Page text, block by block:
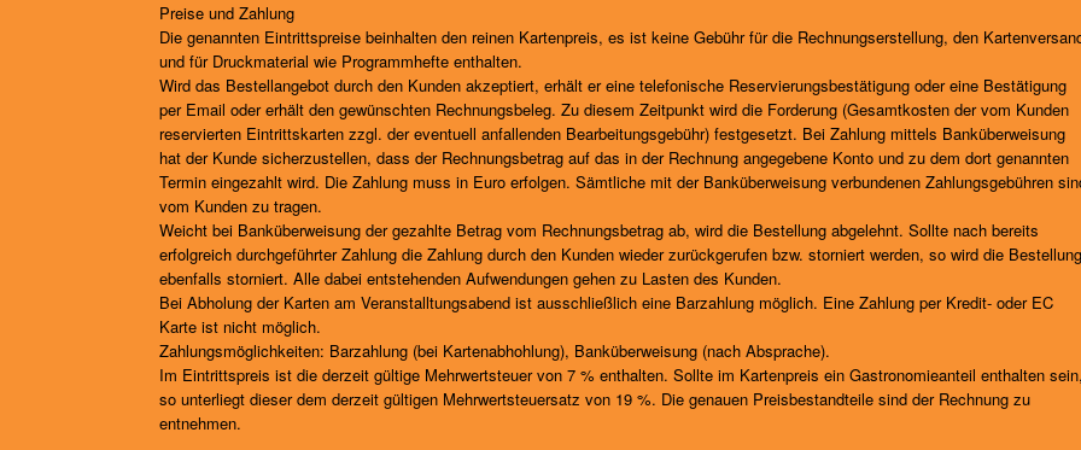
Preise und Zahlung
Die genannten Eintrittspreise beinhalten den reinen Kartenpreis, es ist keine Gebühr für die Rechnungserstellung, den
und für Druckmaterial wie Programmhefte enthalten.
Wird das Bestellangebot durch den Kunden akzeptiert, erhält er eine telefonische Reservierungsbestätigung oder eine Bestätigung
per Email oder erhält den gewünschten Rechnungsbeleg. Zu diesem Zeitpunkt wird die Forderung (Gesamtkosten der vom Kunden
reservierten Eintrittskarten zzgl. der eventuell anfallenden Bearbeitungsgebühr) festgesetzt. Bei Zahlung mittels Banküberweisung
hat der Kunde sicherzustellen, dass der Rechnungsbetrag auf das in der Rechnung angegebene Konto und zu dem dort genannten
Termin eingezahlt wird. Die Zahlung muss in Euro erfolgen. Sämtliche mit der Banküberweisung verbundenen Zahlungsgebühren
vom Kunden zu tragen.
Weicht bei Banküberweisung der gezahlte Betrag vom Rechnungsbetrag ab, wird die Bestellung abgelehnt. Sollte nach bereits
erfolgreich durchgeführter Zahlung die Zahlung durch den Kunden wieder zurückgerufen bzw. storniert werden, so wird die Bestellung
ebenfalls storniert. Alle dabei entstehenden Aufwendungen gehen zu Lasten des Kunden.
Bei Abholung der Karten am Veranstalltungsabend ist ausschließlich eine Barzahlung möglich. Eine Zahlung per Kredit- oder EC
Karte ist nicht möglich.
Zahlungsmöglichkeiten: Barzahlung (bei Kartenabhohlung), Banküberweisung (nach Absprache).
Im Eintrittspreis ist die derzeit gültige Mehrwertsteuer von 7 % enthalten. Sollte im Kartenpreis ein Gastronomieanteil enthalten
so unterliegt dieser dem derzeit gültigen Mehrwertsteuersatz von 19 %. Die genauen Preisbestandteile sind der Rechnung zu
entnehmen.